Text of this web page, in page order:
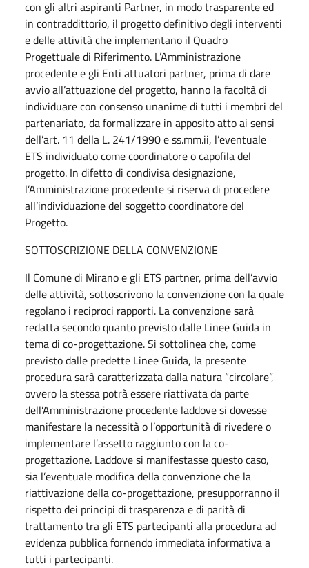
con gli altri aspiranti Partner, in modo trasparente ed
in contraddittorio, il progetto definitivo degli interventi
e delle attività che implementano il Quadro
Progettuale di Riferimento. L’Amministrazione
procedente e gli Enti attuatori partner, prima di dare
avvio all’attuazione del progetto, hanno la facoltà di
individuare con consenso unanime di tutti i membri del
partenariato, da formalizzare in apposito atto ai sensi
dell’art. 11 della L. 241/1990 e ss.mm.ii, l’eventuale
ETS individuato come coordinatore o capofila del
progetto. In difetto di condivisa designazione,
l’Amministrazione procedente si riserva di procedere
all’individuazione del soggetto coordinatore del
Progetto.
SOTTOSCRIZIONE DELLA CONVENZIONE
Il Comune di Mirano e gli ETS partner, prima dell’avvio
delle attività, sottoscrivono la convenzione con la quale
regolano i reciproci rapporti. La convenzione sarà
redatta secondo quanto previsto dalle Linee Guida in
tema di co-progettazione. Si sottolinea che, come
previsto dalle predette Linee Guida, la presente
procedura sarà caratterizzata dalla natura “circolare”,
ovvero la stessa potrà essere riattivata da parte
dell’Amministrazione procedente laddove si dovesse
manifestare la necessità o l’opportunità di rivedere o
implementare l’assetto raggiunto con la co-
progettazione. Laddove si manifestasse questo caso,
sia l’eventuale modifica della convenzione che la
riattivazione della co-progettazione, presupporranno il
rispetto dei principi di trasparenza e di parità di
trattamento tra gli ETS partecipanti alla procedura ad
evidenza pubblica fornendo immediata informativa a
tutti i partecipanti.